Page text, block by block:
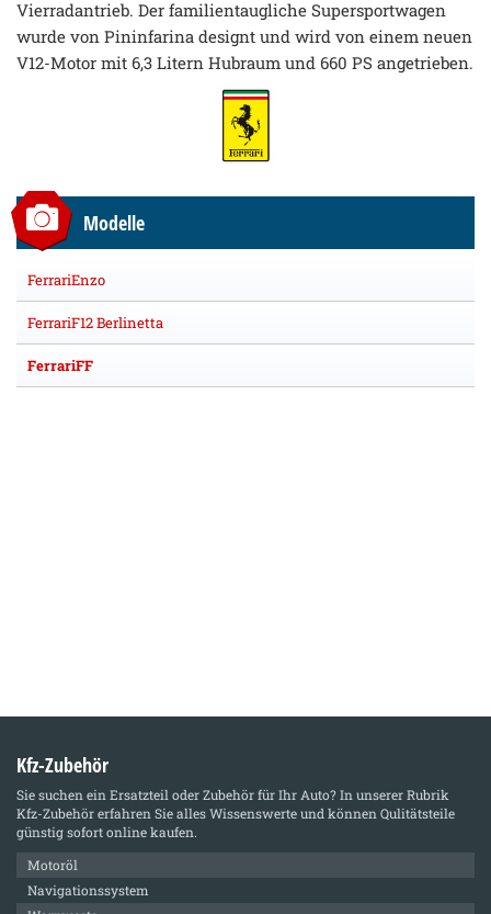
Vierradantrieb. Der familientaugliche Supersportwagen
wurde von Pininfarina designt und wird von einem neuen
V12-Motor mit 6,3 Litern Hubraum und 660 PS angetrieben.
Modelle
FerrariEnzo
FerrariF12 Berlinetta
FerrariFF
Kfz-Zubehör
Sie suchen ein Ersatzteil oder Zubehör für Ihr Auto? In unserer Rubrik
Kfz-Zubehörerfahren Sie alles Wissenswerte und können Qulitätsteile
günstig sofort online kaufen.
Motoröl
Navigationssystem